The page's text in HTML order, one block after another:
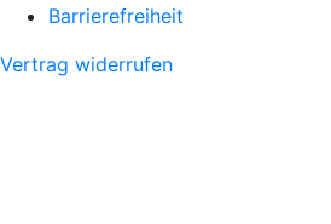
Barrierefreiheit
Vertrag widerrufen